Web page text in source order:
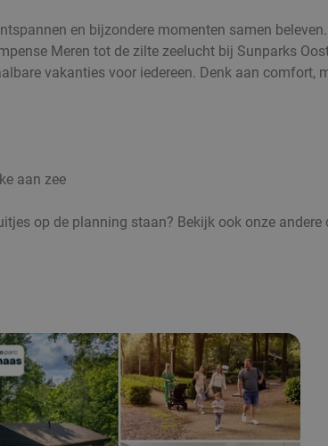
en bijzondere momenten samen
Meren tot de zilte zeelucht bij Sunparks
vakanties voor iedereen. Denk aan comfort,
aan zee
op de planning staan? Bekijk ook onze